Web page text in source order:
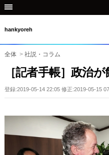
hankyoreh
全体 > 社説・コラム
［記者手帳］政治
登録:2019-05-14 22:05 修正:2019-05-15